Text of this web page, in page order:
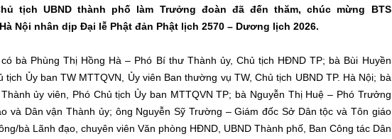
tịch UBND thành phố làm Trưởng đoàn đã đến thăm, chúc mừng BTS
Hà Nội nhân dịp Đại lễ Phật đản Phật lịch 2570 – Dương lịch 2026.
bà Phùng Thị Hồng Hà – Phó Bí thư Thành ủy, Chủ tịch HĐND TP; bà Bùi Huyền
tịch Ủy ban TW MTTQVN, Ủy viên Ban thường vụ TW, Chủ tịch UBND TP. Hà Nội; bà
ủy viên, Phó Chủ tịch Ủy ban MTTQVN TP; bà Nguyễn Thị Huệ – Phó Trưởng
và Dân vận Thành ủy; ông Nguyễn Sỹ Trường – Giám đốc Sở Dân tộc và Tôn giáo
bà Lãnh đạo, chuyên viên Văn phòng HĐND, UBND Thành phố, Ban Công tác Dân